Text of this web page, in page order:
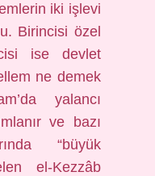
iki işlevi
Birincisi özel
ise devlet
ne demek
yalancı
ve bazı
“büyük
el-Kezzâb